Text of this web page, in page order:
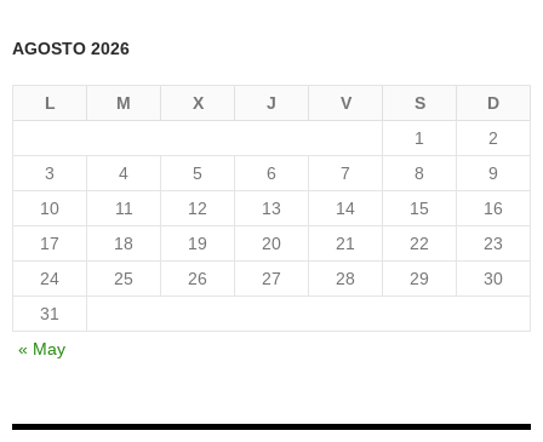
AGOSTO 2026
L M X J V S
D
1
2
3
4 5 6 7 8
9
10
11 12 13 14 15
16
17
18 19 20 21 22
23
24
25 26 27 28 29
30
31
« May